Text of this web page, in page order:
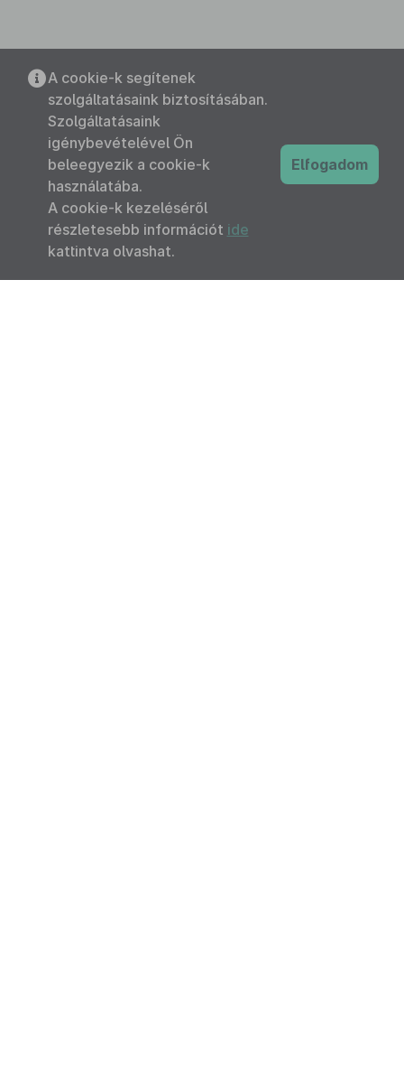
A cookie-k segítenek
szolgáltatásaink biztosításában.
Szolgáltatásaink
igénybevételével Ön
beleegyezik a cookie-k
használatába.
A cookie-k kezeléséről
részletesebb információt ide
kattintva olvashat.
Elfogadom